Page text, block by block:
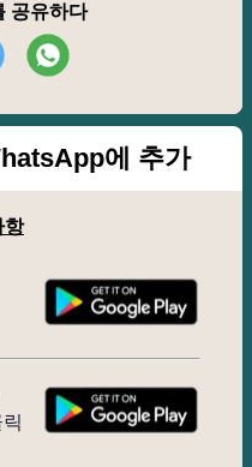
공유하다
에 추가
항